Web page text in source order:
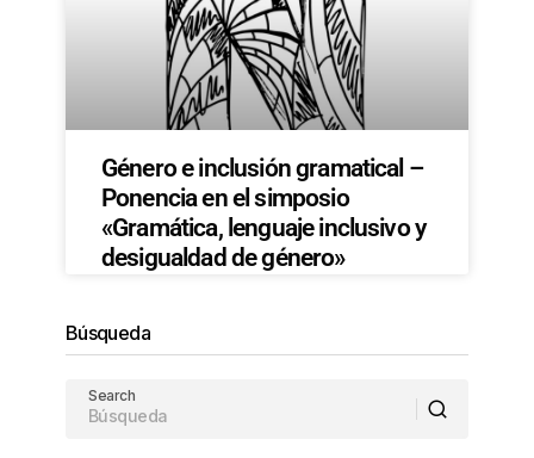
Género e inclusión gramatical –
Ponencia en el simposio
«Gramática, lenguaje inclusivo y
desigualdad de género»
Búsqueda
Search